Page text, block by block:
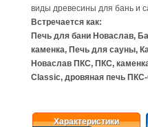
виды древесины для бань и
Встречается как:
Печь для бани Новаслав,
каменка, Печь для сауны,
Новаслав ПКС, ПКС,
Classic, дровяная печь
Характеристики